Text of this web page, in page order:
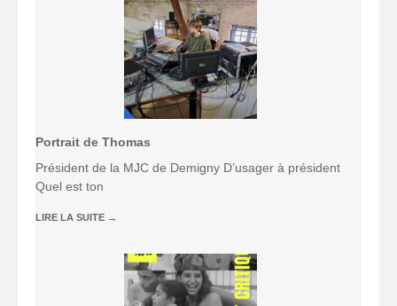
Portrait de Thomas
Président de la MJC de Demigny D’usager à président
Quel est ton
LIRE LA SUITE →